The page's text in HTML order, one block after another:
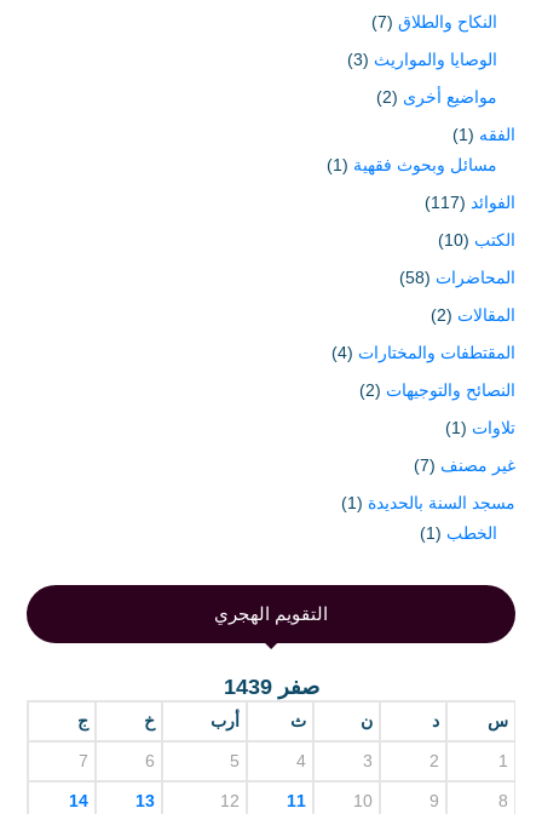
النكاح والطلاق (7)
الوصايا والمواريث (3)
مواضيع أخرى (2)
الفقه (1)
مسائل وبحوث فقهية (1)
الفوائد (117)
الكتب (10)
المحاضرات (58)
المقالات (2)
المقتطفات والمختارات (4)
النصائح والتوجيهات (2)
تلاوات (1)
غير مصنف (7)
مسجد السنة بالحديدة (1)
الخطب (1)
التقويم الهجري
صفر 1439
س د ن ث أرب خ ج
1
2
3
4
5
6
7
8
9
10
11
12
13
14